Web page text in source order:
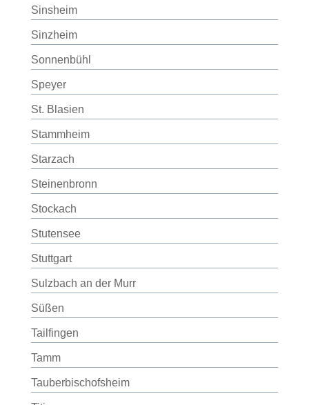
Sinsheim
Sinzheim
Sonnenbühl
Speyer
St. Blasien
Stammheim
Starzach
Steinenbronn
Stockach
Stutensee
Stuttgart
Sulzbach an der Murr
Süßen
Tailfingen
Tamm
Tauberbischofsheim